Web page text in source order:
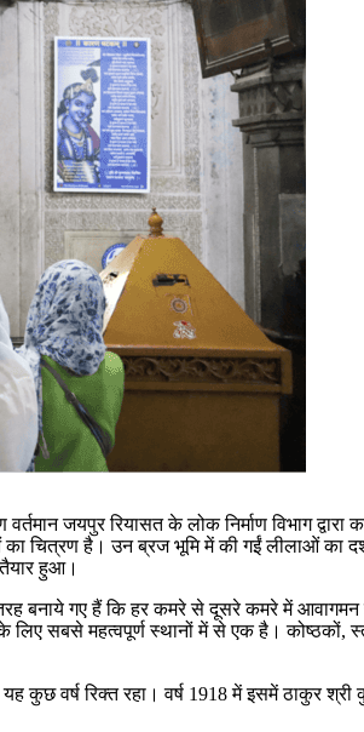
जयपुर रियासत के लोक निर्माण विभाग
का चित्रण है। उन ब्रज भूमि में की गईं लीलाओं का
हुआ।
बनाये गए हैं कि हर कमरे से दूसरे कमरे में
सबसे महत्वपूर्ण स्थानों में से एक है। कोष्ठकों,
यह कुछ वर्ष रिक्त रहा। वर्ष 1918 में इसमें ठाकुर